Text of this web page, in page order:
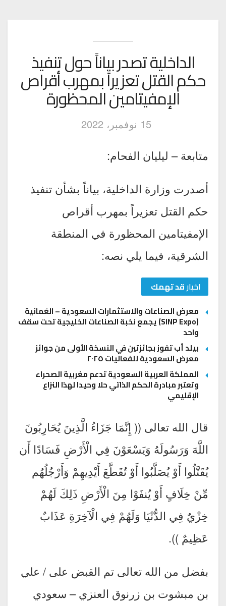
الداخلية تصدر بياناً حول تنفيذ
حكم القتل تعزيراً بمهرب أقراص
الإمفيتامين المحظورة
15 نوفمبر، 2022
متابعة – ليليان الفحام:
أصدرت وزارة الداخلية، بياناً بشأن تنفيذ
حكم القتل تعزيراً بمهرب أقراص
الإمفيتامين المحظورة في المنطقة
الشرقية، فيما يلي نصه:
اخبارقد تهمك
معرض الصناعات والاستثمارات السعودية – العُمانية
(SINP Expo) يجمع نخبة الصناعات الخليجية تحت سقف
واحد
بيلد أب تفوز بجائزتين في النسخة الأولى من جوائز
معرض السعودية للفعاليات ٢٠٢٥
المملكة العربية السعودية تدعم مغربية الصحراء
وتعتبر مبادرة الحكم الذاتي حلا وحيدا لهذا النزاع
الإقليمي
قال الله تعالى (( إِنَّمَا جَزَاءُ الَّذِينَ يُحَارِبُونَ
اللَّهَ وَرَسُولَهُ وَيَسْعَوْنَ فِي الْأَرْضِ فَسَادًا أَن
يُقَتَّلُوا أَوْ يُصَلَّبُوا أَوْ تُقَطَّعَ أَيْدِيهِمْ وَأَرْجُلُهُم
مِّنْ خِلَافٍ أَوْ يُنفَوْا مِنَ الْأَرْضِ ذَلِكَ لَهُمْ
خِزْيٌ فِي الدُّنْيَا وَلَهُمْ فِي الْآخِرَةِ عَذَابٌ
عَظِيمٌ )).
بفضل من الله تعالى تم القبض على / علي
بن مبشوت بن زرنوق العنزي – سعودي